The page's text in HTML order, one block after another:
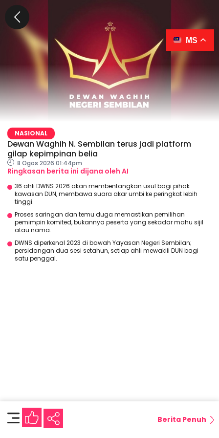
NASIONAL
Dewan Waghih N. Sembilan terus jadi platform
gilap kepimpinan belia
8 Ogos 2026 01:44pm
Ringkasan berita ini dijana oleh AI
36 ahli DWNS 2026 akan membentangkan usul bagi pihak
kawasan DUN, membawa suara akar umbi ke peringkat lebih
tinggi.
Proses saringan dan temu duga memastikan pemilihan
pemimpin komited, bukannya peserta yang sekadar mahu sijil
atau nama.
DWNS diperkenal 2023 di bawah Yayasan Negeri Sembilan;
persidangan dua sesi setahun, setiap ahli mewakili DUN bagi
satu penggal.
Berita Penuh
MS